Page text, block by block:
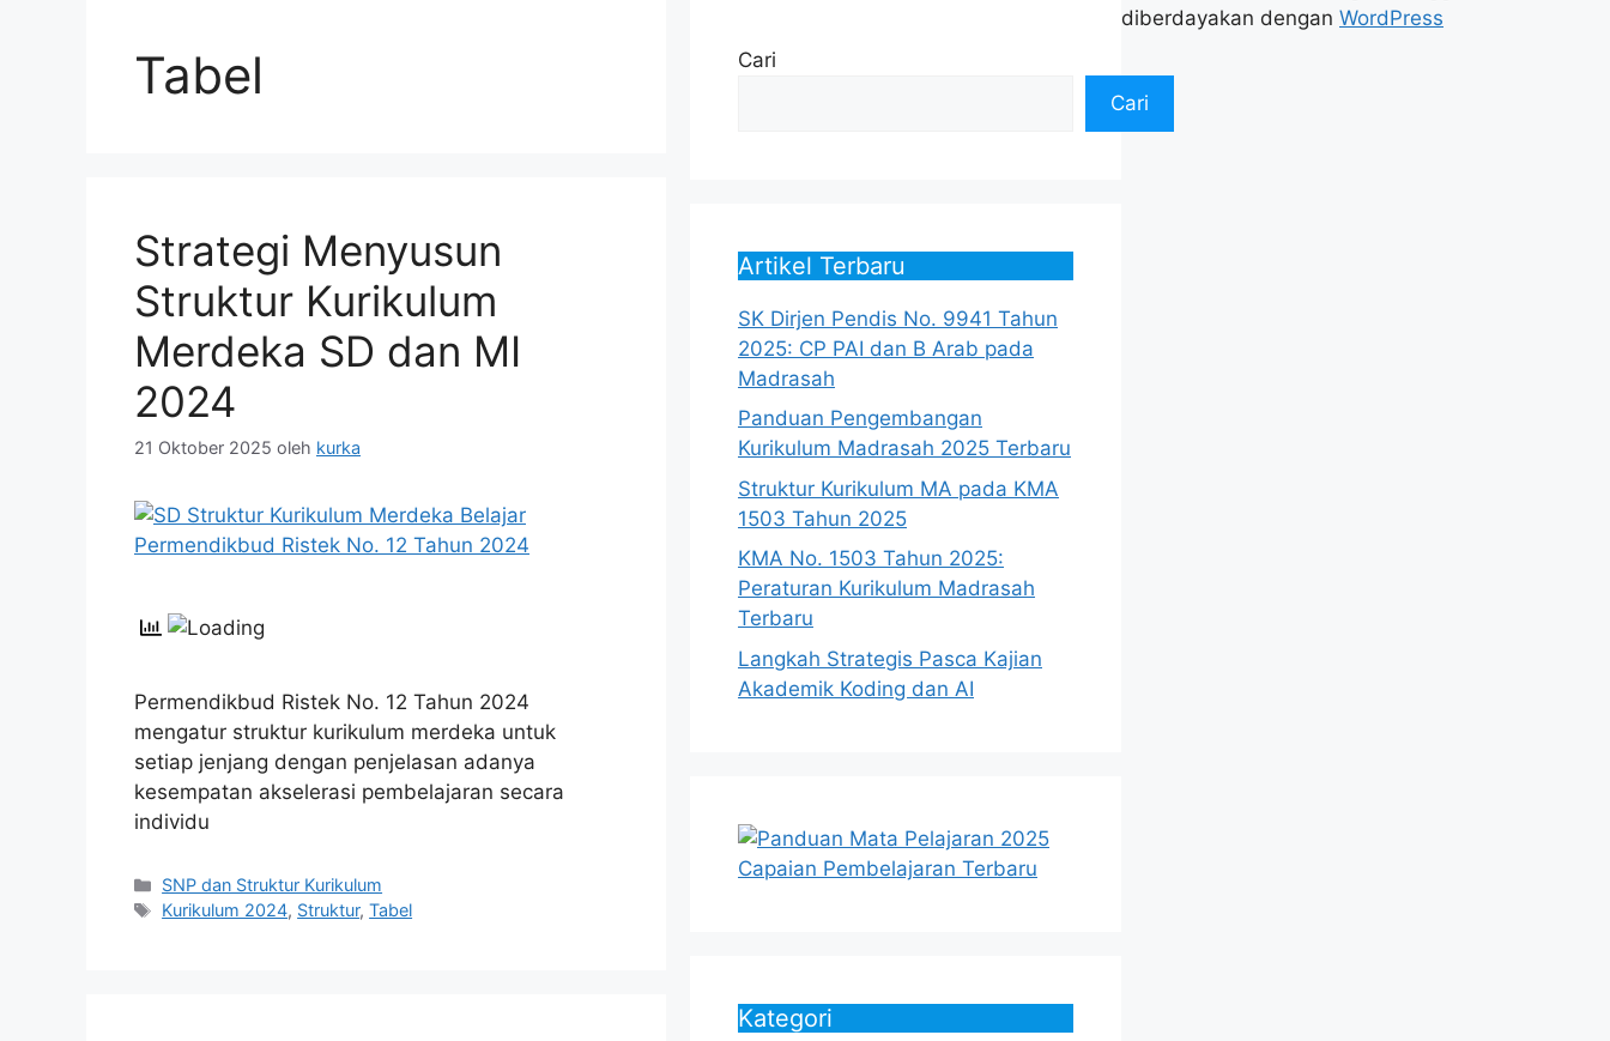
Tabel
Strategi Menyusun
Struktur Kurikulum
Merdeka SD dan MI
2024
21 Oktober 2025 oleh kurka
Permendikbud Ristek No. 12 Tahun 2024
mengatur struktur kurikulum merdeka untuk
setiap jenjang dengan penjelasan adanya
kesempatan akselerasi pembelajaran secara
individu
Kategori
SNP dan Struktur Kurikulum
Tag
Kurikulum 2024, Struktur,Tabel
Cari
Cari
Artikel Terbaru
SK Dirjen Pendis No. 9941 Tahun
2025: CP PAI dan B Arab pada
Madrasah
Panduan Pengembangan
Kurikulum Madrasah 2025 Terbaru
Struktur Kurikulum MA pada KMA
1503 Tahun 2025
KMA No. 1503 Tahun 2025:
Peraturan Kurikulum Madrasah
Terbaru
Langkah Strategis Pasca Kajian
Akademik Koding dan AI
Kategori
diberdayakan dengan WordPress